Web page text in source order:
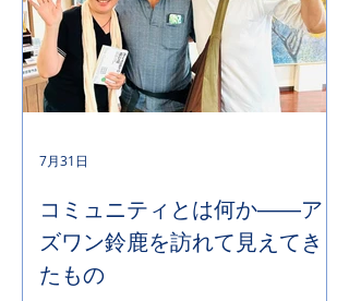
ミュニティとは何か、それがなぜ壊れる
のか、そしてどのように脱皮・再生して
いくのかを、3回にわたって語ります。
第1回 9/9（水） 本心で生きられる場
と生き方を、探しつづけて 小野自身の45
日の違和感から、ヤマギシでの20年、無
まくいったことも行き詰まったことも含
めて語ります。 第2回 9/16（水） 理
想のコミュニティは、なぜ壊れるのか 純
粋で真面目な人たちが、なぜ対立や息苦
コミュニティとは何か――ア
ズワン鈴鹿を訪れて見えてき
たもの
7月31日